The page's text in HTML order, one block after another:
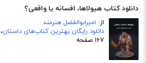
دانلود کتاب هیولاها، افسانه یا واقعی؟
از: امیرابوالفضل هنرمند
دانلود رایگان بهترین کتاب‌های داستان،
۱۶۷ صفحه